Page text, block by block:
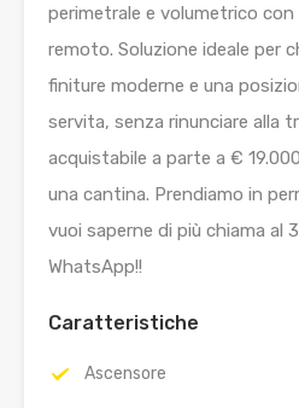
perimetrale e volumetrico
remoto. Soluzione ideale per
finiture moderne e una
servita, senza rinunciare alla
acquistabile a parte a €
una cantina. Prendiamo in
vuoi saperne di più chiama al
WhatsApp!!
Caratteristiche
Ascensore